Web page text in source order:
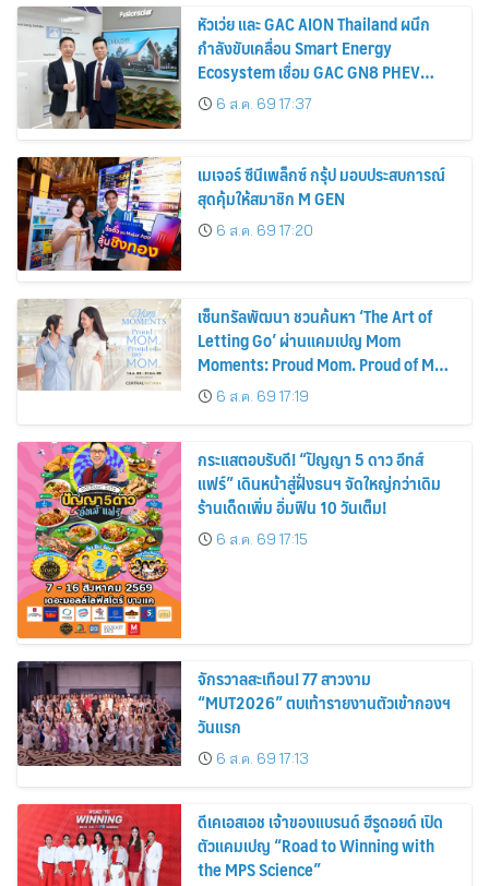
หัวเว่ย และ GAC AION Thailand ผนึก
กำลังขับเคลื่อน Smart Energy
Ecosystem เชื่อม GAC GN8 PHEV
รถยนต์ MPV ระดับพรีเมียม เข้ากับ
พลังงานแสงอาทิตย์ภายในบ้าน
6 ส.ค. 69 17:37
เมเจอร์ ซีนีเพล็กซ์ กรุ้ป มอบประสบการณ์
สุดคุ้มให้สมาชิก M GEN
6 ส.ค. 69 17:20
เซ็นทรัลพัฒนา ชวนค้นหา ‘The Art of
Letting Go’ ผ่านแคมเปญ Mom
Moments: Proud Mom. Proud of My
Mom.6 ส.ค. 69 17:19
กระแสตอบรับดี! “ปัญญา 5 ดาว อีทส์
แฟร์” เดินหน้าสู่ฝั่งธนฯ จัดใหญ่กว่าเดิม
ร้านเด็ดเพิ่ม อิ่มฟิน 10 วันเต็ม!
6 ส.ค. 69 17:15
จักรวาลสะเทือน! 77 สาวงาม
“MUT2026” ตบเท้ารายงานตัวเข้ากองฯ
วันแรก
6 ส.ค. 69 17:13
ดีเคเอสเอช เจ้าของแบรนด์ ฮีรูดอยด์ เปิด
ตัวแคมเปญ “Road to Winning with
the MPS Science”